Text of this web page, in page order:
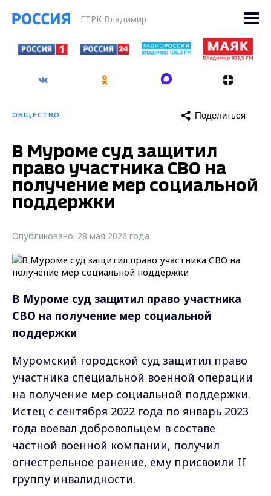
ГТРК Владимир
ОБЩЕСТВО Поделиться
В Муроме суд защитил
право участника СВО на
получение мер социальной
поддержки
Опубликовано: 28 мая 2026 года
В Муроме суд защитил право участника
СВО на получение мер социальной
поддержки
Муромский городской суд защитил право
участника специальной военной операции
на получение мер социальной поддержки.
Истец с сентября 2022 года по январь 2023
года воевал добровольцем в составе
частной военной компании, получил
огнестрельное ранение, ему присвоили II
группу инвалидности.